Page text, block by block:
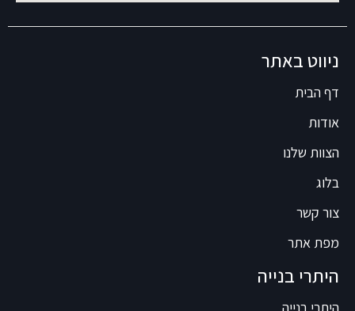
ניווט באתר
דף הבית
אודות
הצוות שלנו
בלוג
צור קשר
מפת אתר
היתרי בנייה
היתרי בנייה